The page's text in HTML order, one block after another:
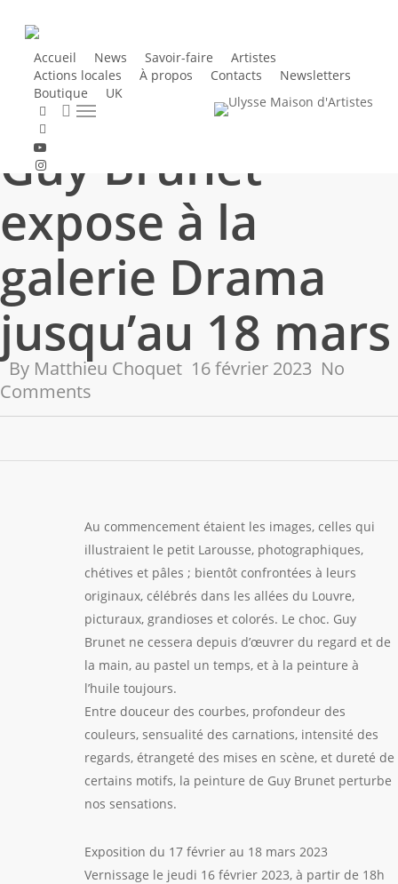
content
Accueil News Savoir-faire
Artistes
Actions locales
À propos Contacts
Newsletters
Boutique
UK
twitter
facebook
youtube
instagram
search
Menu
Général Production d'artistes
Guy Brunet
expose à la
galerie Drama
jusqu’au 18 mars
By Matthieu Choquet 16 février 2023 No
Comments
Au commencement étaient les images, celles qui
illustraient le petit Larousse, photographiques,
chétives et pâles ; bientôt confrontées à leurs
originaux, célébrés dans les allées du Louvre,
picturaux, grandioses et colorés. Le choc. Guy
Brunet ne cessera depuis d’œuvrer du regard et de
la main, au pastel un temps, et à la peinture à
l’huile toujours.
Entre douceur des courbes, profondeur des
couleurs, sensualité des carnations, intensité des
regards, étrangeté des mises en scène, et dureté de
certains motifs, la peinture de Guy Brunet perturbe
nos sensations.
Exposition du 17 février au 18 mars 2023
Vernissage le jeudi 16 février 2023, à partir de 18h